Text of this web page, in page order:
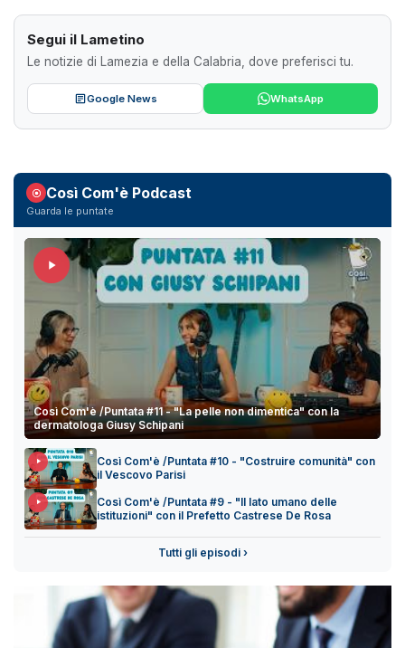
Segui il Lametino
Le notizie di Lamezia e della Calabria, dove preferisci tu.
Google News WhatsApp
Così Com'è Podcast
Guarda le puntate
Così Com'è /Puntata #11 - "La pelle non dimentica" con la
dermatologa Giusy Schipani
Così Com'è /Puntata #10 - "Costruire comunità" con
il Vescovo Parisi
Così Com'è /Puntata #9 - "Il lato umano delle
istituzioni" con il Prefetto Castrese De Rosa
Tutti gli episodi ›